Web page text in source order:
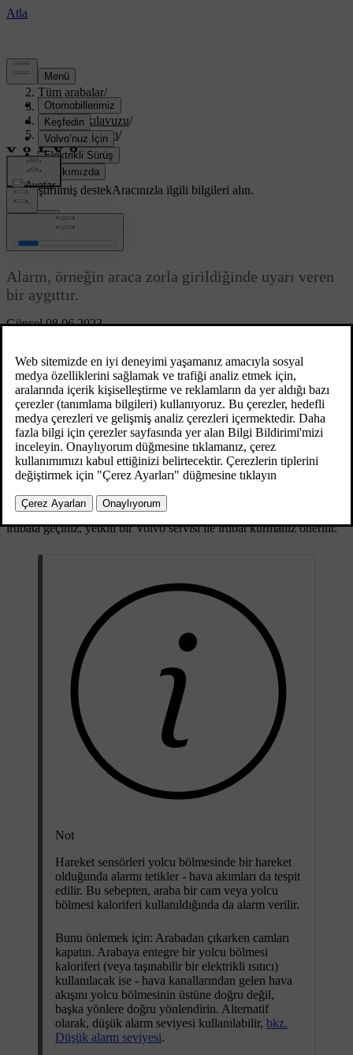
Destek
Tüm arabalar/
V40 2019/
Kullanıcı kılavuzu/
Kilitler ve alarm/
Alarm/
Alarm
Özelleştirilmiş destekAracınızla ilgili bilgileri alın.
Güncel 08.06.2023
Alarm*
Alarm, örneğin araca zorla girildiğinde uyarı veren
bir aygıttır.
bir kapı, motor kaputu veya yükleme kapağı açık[1]
yolcu bölmesinde hareket tespit edildiğinde (bir hareket
detektörü*takılıysa)
araç kaldırıldığında ya da çekildiğinde (eğim detektörü*
takılmışsa)
akü kablosu takılı değil
siren devre dışı bırakıldığında.
Alarm sisteminde bir arıza varsa kombine gösterge panelinin bilgi
ekranında bir mesaj görüntülenir. Böyle bir durumda bir servis ile
irtibata geçiniz, yetkili bir Volvo servisi ile irtibat kurmanız önerilir.
Not
Hareket sensörleri yolcu bölmesinde bir hareket
olduğunda alarmı tetikler - hava akımları da tespit
edilir. Bu sebepten, araba bir cam veya yolcu
bölmesi kaloriferi kullanıldığında da alarm verilir.
Bunu önlemek için: Arabadan çıkarken camları
kapatın. Arabaya entegre bir yolcu bölmesi
kaloriferi (veya taşınabilir bir elektrikli ısıtıcı)
kullanılacak ise - hava kanallarından gelen hava
akışını yolcu bölmesinin üstüne doğru değil,
başka yönlere doğru yönlendirin. Alternatif
olarak, düşük alarm seviyesi kullanılabilir, bkz.
Düşük alarm seviyesi.